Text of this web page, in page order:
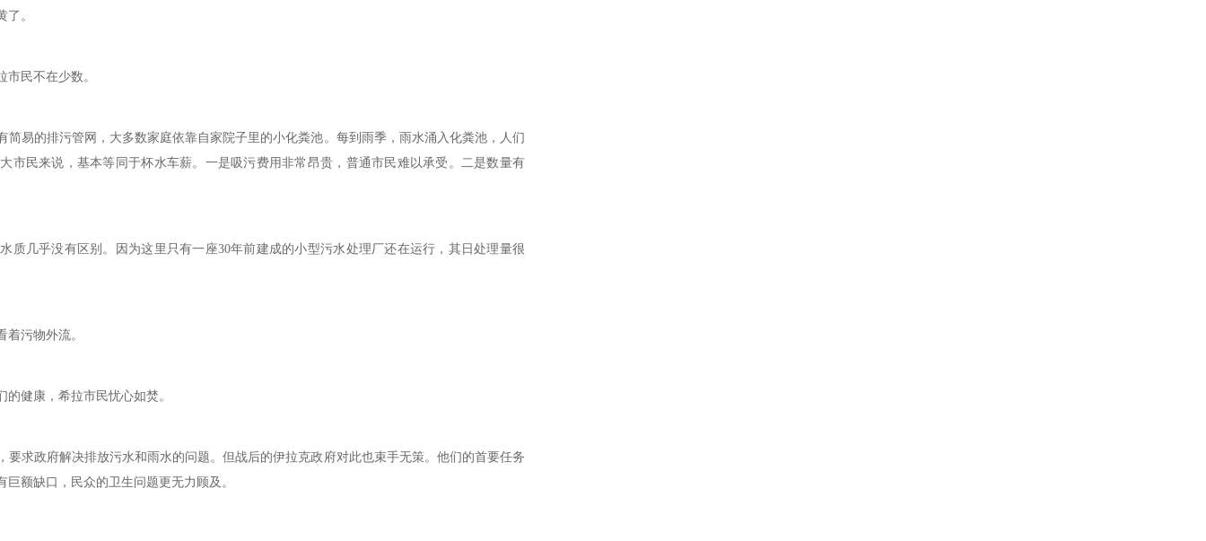
。
民不在少数。
的排污管网，大多数家庭依靠自家院子里的小化粪池。每到雨季，雨水涌入化粪池，人们
市民来说，基本等同于杯水车薪。一是吸污费用非常昂贵，普通市民难以承受。二是数量有
乎没有区别。因为这里只有一座30年前建成的小型污水处理厂还在运行，其日处理量很
污物外流。
健康，希拉市民忧心如焚。
政府解决排放污水和雨水的问题。但战后的伊拉克政府对此也束手无策。他们的首要任务
额缺口，民众的卫生问题更无力顾及。